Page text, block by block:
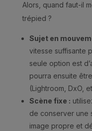
Alors, quand faut-il
trépied ?
Sujet en
vitesse suffisante
seule option est
pourra ensuite
(Lightroom, DxO,
Scène fixe :
de conserver une
image propre et